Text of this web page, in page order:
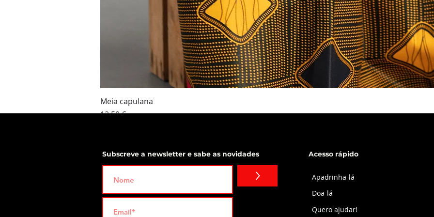
Meia capulana
Preço
12,50 €
Subscreve a newsletter e sabe as novidades
>
Acesso rápido
Apadrinha-lá
Doa-lá
Quero ajudar!